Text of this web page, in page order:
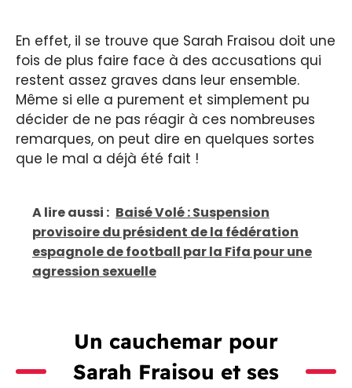
En effet, il se trouve que Sarah Fraisou doit une
fois de plus faire face à des accusations qui
restent assez graves dans leur ensemble.
Même si elle a purement et simplement pu
décider de ne pas réagir à ces nombreuses
remarques, on peut dire en quelques sortes
que le mal a déjà été fait !
A lire aussi : Baisé Volé : Suspension
provisoire du président de la fédération
espagnole de football par la Fifa pour une
agression sexuelle
Un cauchemar pour
Sarah Fraisou et ses